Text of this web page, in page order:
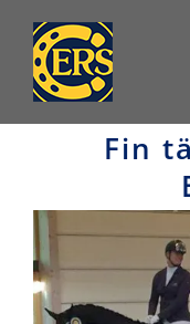
content
Fin